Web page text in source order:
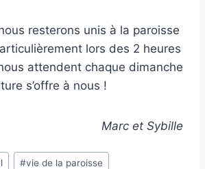
resterons unis à la paroisse
lors des 2 heures
attendent chaque dimanche
s’offre à nous !
Marc et Sybille
#vie de la paroisse